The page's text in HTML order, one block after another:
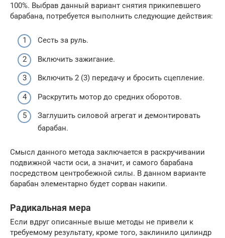
100%. Выбрав данный вариант снятия прикипевшего
барабана, потребуется выполнить следующие действия:
Сесть за руль.
Включить зажигание.
Включить 2 (3) передачу и бросить сцепление.
Раскрутить мотор до средних оборотов.
Заглушить силовой агрегат и демонтировать
барабан.
Смысл данного метода заключается в раскручивании
подвижной части оси, а значит, и самого барабана
посредством центробежной силы. В данном варианте
барабан элементарно будет сорван накипи.
Радикальная мера
Если вдруг описанные выше методы не привели к
требуемому результату, кроме того, заклинило цилиндр